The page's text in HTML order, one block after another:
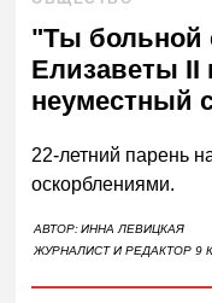
"Ты больной
Елизаветы II
неуместный
22-летний парень
оскорблениями.
АВТОР:ИННА ЛЕВИЦКАЯ
ЖУРНАЛИСТ И РЕДАКТОР 9